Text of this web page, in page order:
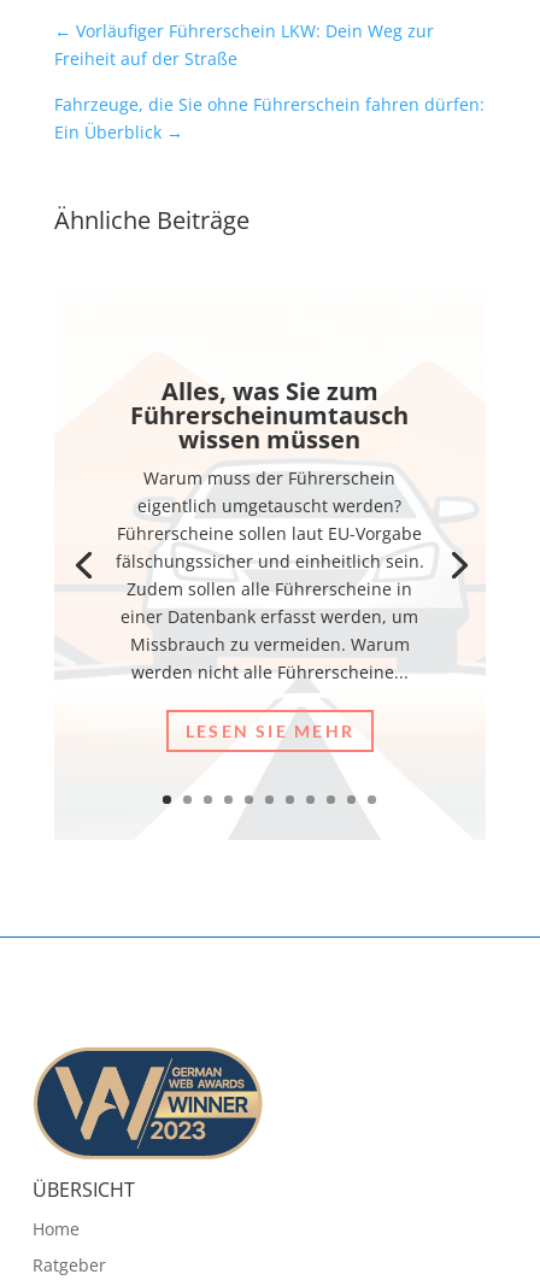
← Vorläufiger Führerschein LKW: Dein Weg zur
Freiheit auf der Straße
Fahrzeuge, die Sie ohne Führerschein fahren dürfen:
Ein Überblick→
Ähnliche Beiträge
Alles, was Sie zum
Führerscheinumtausch
wissen müssen
Warum muss der Führerschein
eigentlich umgetauscht werden?
Führerscheine sollen laut EU-Vorgabe
fälschungssicher und einheitlich sein.
Zudem sollen alle Führerscheine in
einer Datenbank erfasst werden, um
Missbrauch zu vermeiden. Warum
werden nicht alle Führerscheine...
LESEN SIE MEHR
ÜBERSICHT
Home
Ratgeber